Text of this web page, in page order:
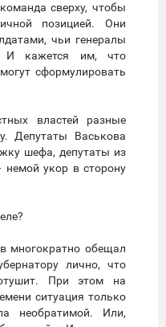
сверху, чтобы
позицией. Они
чьи генералы
И кажется им, что
сформулировать
властей разные
Депутаты Васькова
шефа, депутаты из
немой укор в сторону
многократно обещал
лично, что
При этом на
ситуация только
необратимой. Или,